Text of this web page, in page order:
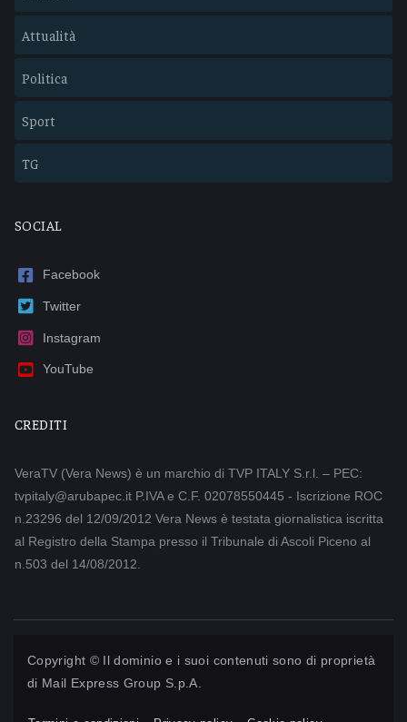
Attualità
Politica
Sport
TG
SOCIAL
Facebook
Twitter
Instagram
YouTube
CREDITI
VeraTV (Vera News) è un marchio di TVP ITALY S.r.l. – PEC:
tvpitaly@arubapec.it P.IVA e C.F. 02078550445 - Iscrizione ROC
n.23296 del 12/09/2012 Vera News è testata giornalistica iscritta
al Registro della Stampa presso il Tribunale di Ascoli Piceno al
n.503 del 14/08/2012.
Copyright © Il dominio e i suoi contenuti sono di proprietà
di Mail Express Group S.p.A.